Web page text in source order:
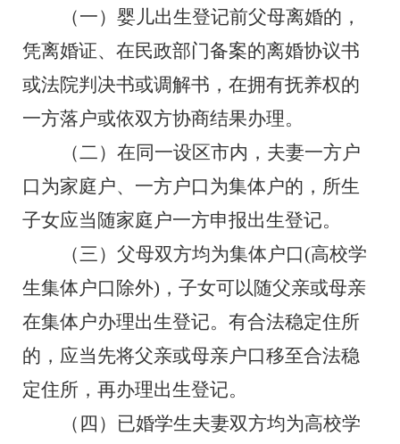
（一）婴儿出生登记前父母离婚的，
凭离婚证、在民政部门备案的离婚协议书
或法院判决书或调解书， 在拥有抚养权的
一方落户或依双方协商结果办理。
（二） 在同一设区市内，夫妻一方户
口为家庭户、一方户口为集体户的，所生
子女应当随家庭户一方申报出生登记。
（三） 父母双方均为集体户口(高校学
生集体户口除外)，子女可以随父亲或母亲
在集体户办理出生登记。有合法稳定住所
的，应当先将父亲或母亲户口移至合法稳
定住所，再办理出生登记。
（四） 已婚学生夫妻双方均为高校学